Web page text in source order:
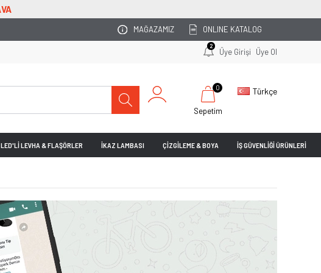
OTOPARKINIZI UZMAN EKİBİMİZ PLANLASIN!
MAĞAZAMIZ ONLINE KATALOG
2
Üye Girişi Üye Ol
Türkçe
Sepetim
0
LED'Lİ LEVHA & FLAŞÖRLER İKAZ LAMBASI ÇİZGİLEME & BOYA İŞ GÜVENLİĞİ ÜRÜNLERİ